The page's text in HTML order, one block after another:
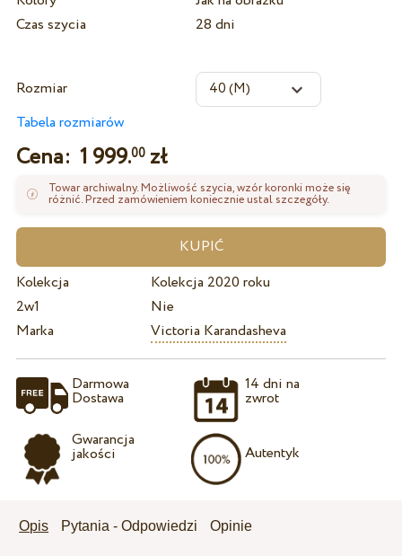
Czas szycia
28 dni
Rozmiar
Tabela rozmiarów
Cena: 1 999.00zł
Towar archiwalny. Możliwość szycia, wzór koronki może się
różnić. Przed zamówieniem koniecznie ustal szczegóły.
Kolekcja
Kolekcja 2020 roku
2w1
Nie
Marka
Victoria Karandasheva
Darmowa
Dostawa
Gwarancja
jakości
14 dni na
zwrot
Autentyk
Opis Pytania - Odpowiedzi Opinie